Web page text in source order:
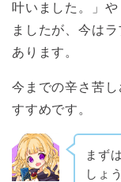
叶いました。」
ましたが、今は
あります。
今までの辛さ苦
すすめです。
まずは
しょう